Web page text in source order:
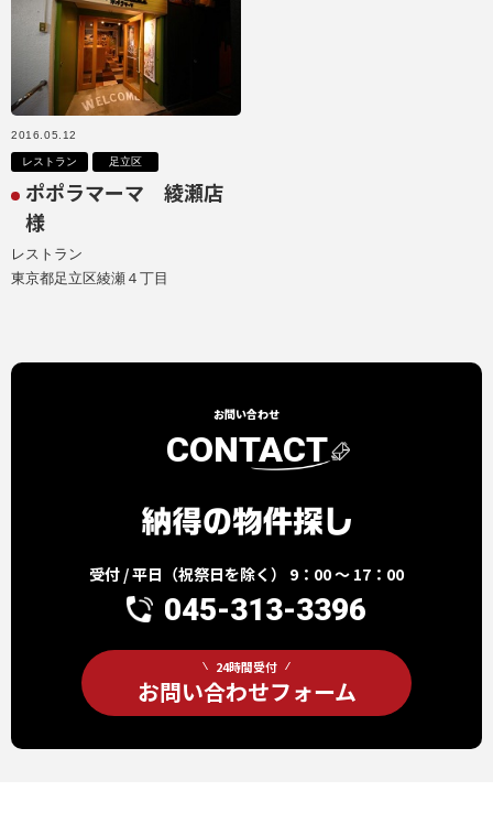
2016.05.12
レストラン 足立区
ポポラマーマ 綾瀬店
様
レストラン
東京都足立区綾瀬４丁目
お問い合わせ
CONTACT
受付 / 平日（祝祭日を除く） 9：00 ～ 17：00
045-313-3396
24時間受付
お問い合わせフォーム